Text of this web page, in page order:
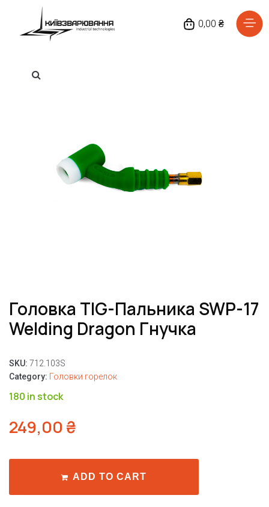
0,00 ₴
Головка TIG-Пальника SWP-17
Welding Dragon Гнучка
SKU: 712.103S
Category: Головки горелок
180 in stock
249,00 ₴
ADD TO CART
Головна
Про нас
Доставка та оплата